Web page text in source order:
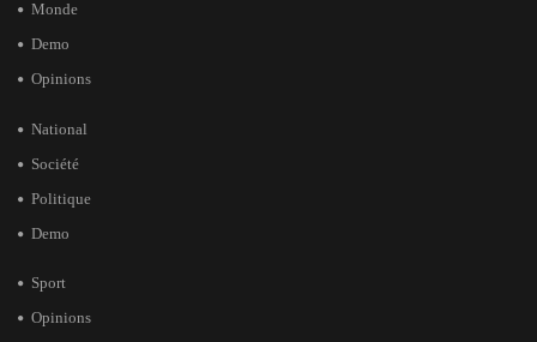
Monde
Demo
Opinions
National
Société
Politique
Demo
Sport
Opinions